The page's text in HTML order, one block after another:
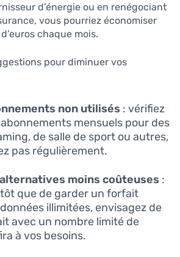
d’énergie ou en renégociant
vous pourriez économiser
chaque mois.
pour diminuer vos
non utilisés : vérifiez
mensuels pour des
de salle de sport ou autres,
pas régulièrement.
moins coûteuses :
que de garder un forfait
illimitées, envisagez de
avec un nombre limité de
à vos besoins.